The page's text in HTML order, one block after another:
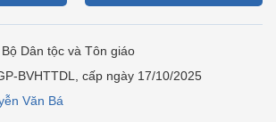
Dân tộc và Tôn giáo
BVHTTDL, cấp ngày 17/10/2025
Văn Bá